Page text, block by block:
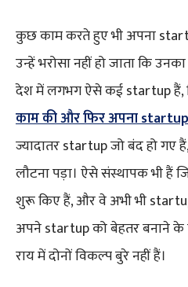
कुछ काम करते हुए भी अपना
उन्हें भरोसा नहीं हो जाता कि
देश में लगभग ऐसे कई startup
काम की और फिर अपना startup
ज्यादातर startup जो बंद हो गए
लौटना पड़ा। ऐसे संस्थापक भी हैं
शुरू किए हैं, और वे अभी भी
अपने startup को बेहतर बनाने के
राय में दोनों विकल्प बुरे नहीं हैं।